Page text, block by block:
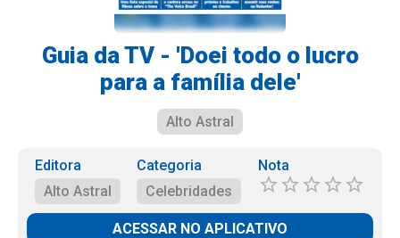
Guia da TV - 'Doei todo o lucro
para a família dele'
Alto Astral
Editora
Alto Astral
Categoria
Celebridades
Nota
ACESSAR NO APLICATIVO